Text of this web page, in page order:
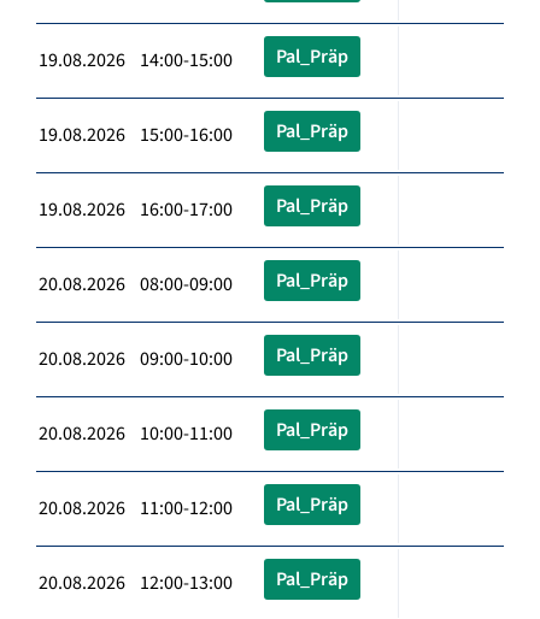
19.08.2026 14:00-15:00 Pal_Präp
19.08.2026 15:00-16:00 Pal_Präp
19.08.2026 16:00-17:00 Pal_Präp
20.08.2026 08:00-09:00 Pal_Präp
20.08.2026 09:00-10:00 Pal_Präp
20.08.2026 10:00-11:00 Pal_Präp
20.08.2026 11:00-12:00 Pal_Präp
20.08.2026 12:00-13:00 Pal_Präp